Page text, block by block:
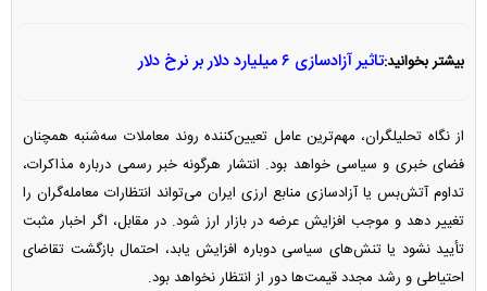
بیشتر بخوانید:تاثیر آزادسازی ۶ میلیارد دلار بر نرخ دلار
از نگاه تحلیلگران، مهم‌ترین عامل تعیین‌کننده روند معاملات سه‌شنبه همچنان
فضای خبری و سیاسی خواهد بود. انتشار هرگونه خبر رسمی درباره مذاکرات،
تداوم آتش‌بس یا آزادسازی منابع ارزی ایران می‌تواند انتظارات معامله‌گران را
تغییر دهد و موجب افزایش عرضه در بازار ارز شود. در مقابل، اگر اخبار مثبت
تأیید نشود یا تنش‌های سیاسی دوباره افزایش یابد، احتمال بازگشت تقاضای
احتیاطی و رشد مجدد قیمت‌ها دور از انتظار نخواهد بود.